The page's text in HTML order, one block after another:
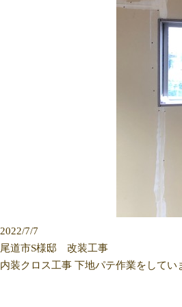
2022/7/7
尾道市S様邸 改装工事
内装クロス工事 下地パテ作業をしてい